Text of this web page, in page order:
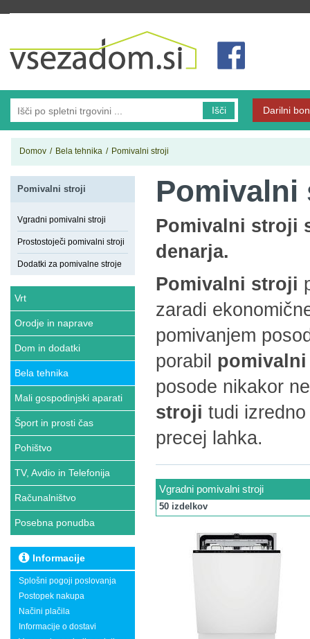
Išči Darilni
Domov / Bela tehnika / Pomivalni stroji
Pomivalni stroji
Vgradni pomivalni stroji
Prostostoječi pomivalni stroji
Dodatki za pomivalne stroje
Vrt
Orodje in naprave
Dom in dodatki
Bela tehnika
Mali gospodinjski aparati
Šport in prosti čas
Pohištvo
TV, Avdio in Telefonija
Računalništvo
Posebna ponudba
Informacije
Splošni pogoji poslovanja
Postopek nakupa
Načini plačila
Informacije o dostavi
Pomivalni
Pomivalni stroji
denarja.
Pomivalni stroji
zaradi
pomivanjem
porabil
posode nikakor
stroji tudi
precej lahka.
Vgradni pomivalni stroji
50 izdelkov